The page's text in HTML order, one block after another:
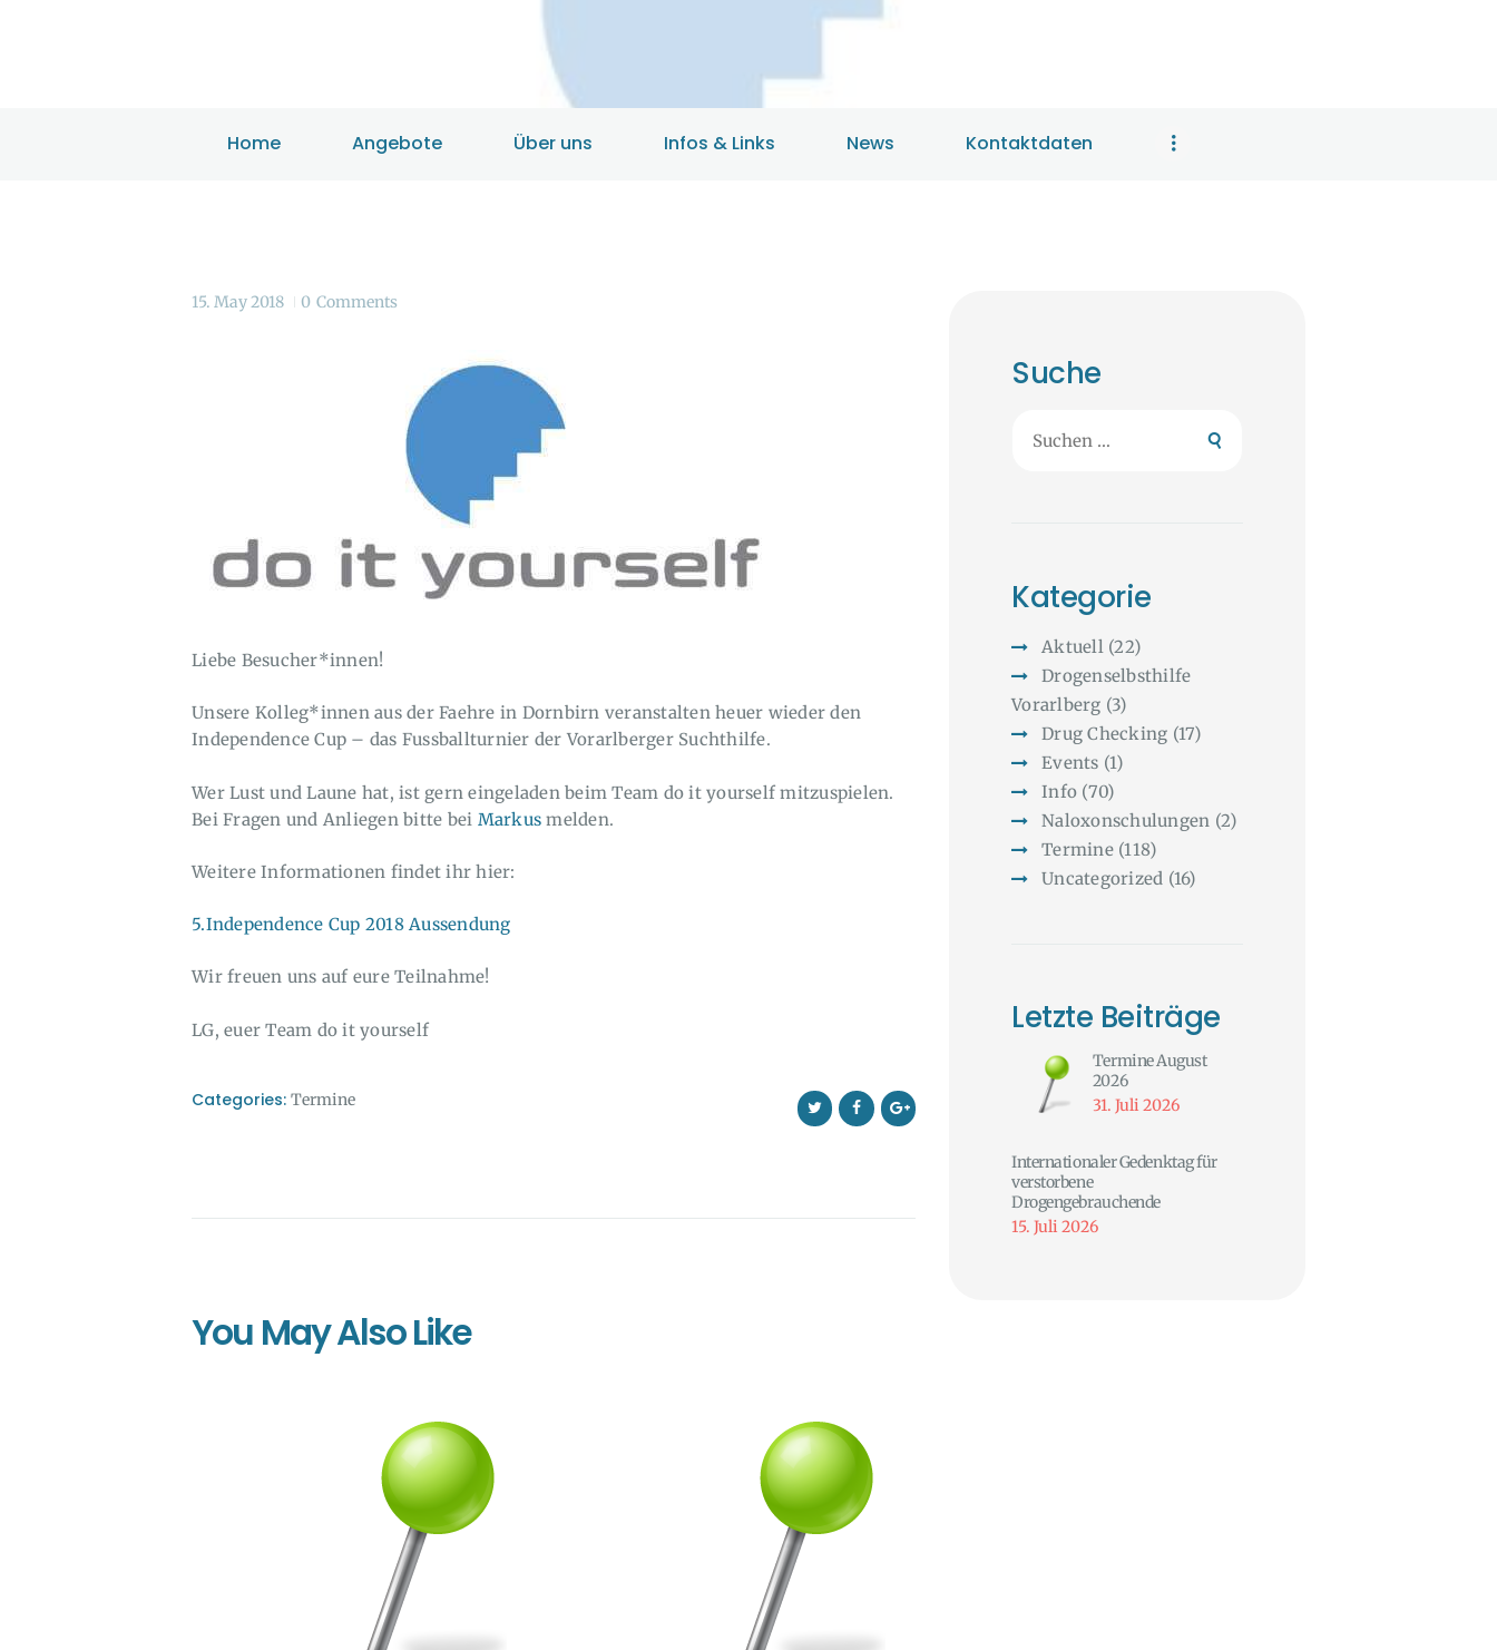
Home Angebote Über uns Infos & Links News Kontaktdaten
HOME
ANGEBOTE
ÜBER UNS
ONLINEBERATUNG
15. May 2018 0 Comments
Liebe Besucher*innen!
Unsere Kolleg*innen aus der Faehre in Dornbirn veranstalten heuer wieder den
Independence Cup – das Fussballturnier der Vorarlberger Suchthilfe.
Wer Lust und Laune hat, ist gern eingeladen beim Team do it yourself mitzuspielen.
Bei Fragen und Anliegen bitte bei Markus melden.
Weitere Informationen findet ihr hier:
5.Independence Cup 2018 Aussendung
Wir freuen uns auf eure Teilnahme!
LG, euer Team do it yourself
Categories: Termine
You May Also Like
Suche
nach:
Kategorie
Aktuell(22)
Drogenselbsthilfe
Vorarlberg (3)
Drug Checking (17)
Events (1)
Info (70)
Naloxonschulungen (2)
Termine(118)
Uncategorized (16)
Letzte Beiträge
Termine August
2026
31. Juli 2026
Internationaler Gedenktag für
verstorbene
Drogengebrauchende
15. Juli 2026